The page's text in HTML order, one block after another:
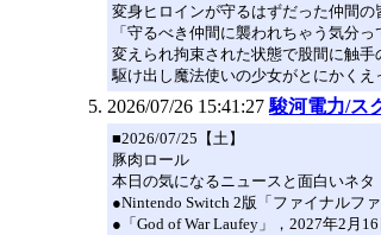
変身ヒロインが守るはずだった仲間
「守るべき仲間に襲われちゃう気分
変えられ拘束された状態で股間に触手
駆け出し魔法使いの少女がとにかくえ
2026/07/26 15:41:27 駿河電力/ス
■2026/07/25【土】
豚肉ロール
本日の気になるニュースと面白いネタ
●Nintendo Switch 2版「ファイナルフ
●「God of War Laufey」，2027年2月